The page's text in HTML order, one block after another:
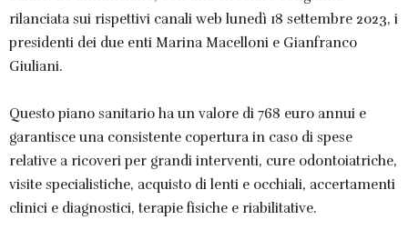
rilanciata sui rispettivi canali web lunedì 18 settembre 2023, i
presidenti dei due enti Marina Macelloni e Gianfranco
Giuliani.
Questo piano sanitario ha un valore di 768 euro annui e
garantisce una consistente copertura in caso di spese
relative a ricoveri per grandi interventi, cure odontoiatriche,
visite specialistiche, acquisto di lenti e occhiali, accertamenti
clinici e diagnostici, terapie fisiche e riabilitative.